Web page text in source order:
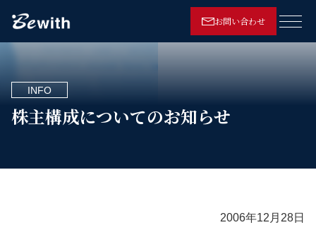
お問い合わせ
メニ
株主構成についてのお知らせ
INFO
2006年12月28日